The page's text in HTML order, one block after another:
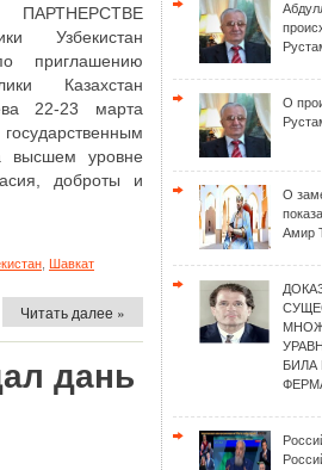
Узбекистан
приглашению
Казахстан
22-23 марта
высшем уровне
доброты и
Шавкат
Читать далее »
дань
О
О
Амир
БИЛА